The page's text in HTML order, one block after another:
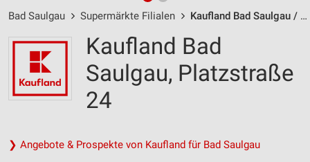
Bad Saulgau Supermärkte Filialen Kaufland Bad Saulgau / Platzstraße 24 - Öffnungszeiten & Adresse
Kaufland Bad
Saulgau, Platzstraße
24
❯ Angebote & Prospekte von Kaufland für Bad Saulgau